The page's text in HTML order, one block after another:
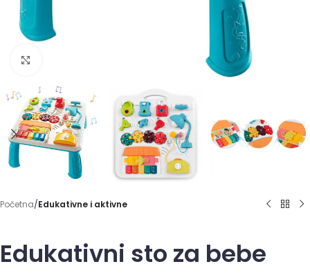
Početna Edukativne i aktivne
Edukativni sto za bebe